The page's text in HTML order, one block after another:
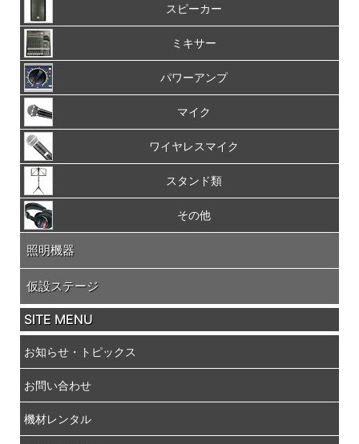
スピーカー
ミキサー
パワーアンプ
マイク
ワイヤレスマイク
スタンド類
その他
照明機器
仮設ステージ
SITE MENU
お知らせ・トピックス
お問い合わせ
機材レンタル